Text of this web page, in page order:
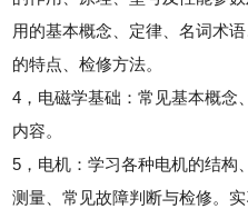
用的基本概念、定律、名词术
的特点、检修方法。
4，电磁学基础：常见基本概念
内容。
5，电机：学习各种电机的结构
测量、常见故障判断与检修。